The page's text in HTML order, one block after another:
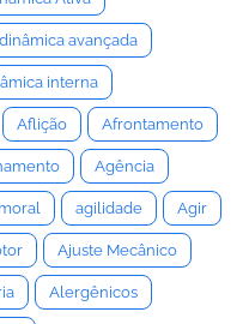
avançada
interna
Aflição Afrontamento
Agência
agilidade Agir
Ajuste Mecânico
Alergênicos